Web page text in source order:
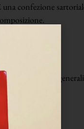
una confezione
condizioni
LAVAGGIO